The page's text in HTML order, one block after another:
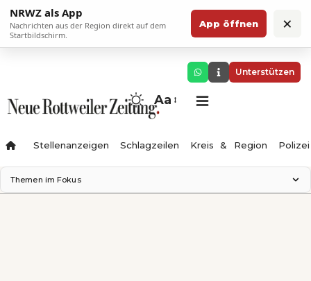
NRWZ als App
Nachrichten aus der Region direkt auf dem
Startbildschirm.
App öffnen ×
Unterstützen
Aa
Stellenanzeigen Schlagzeilen Kreis & Region Polizei
Themen im Fokus